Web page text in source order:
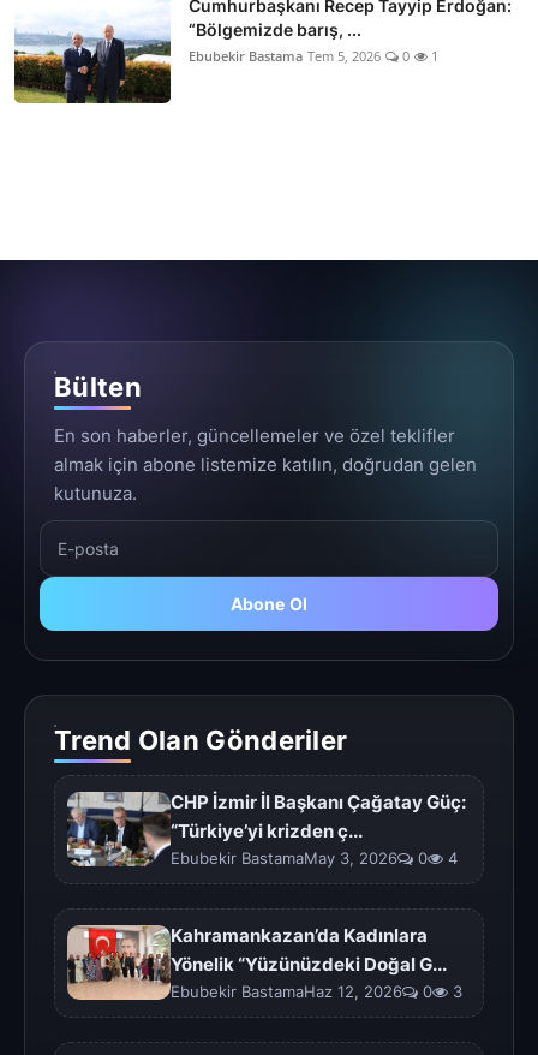
Cumhurbaşkanı Recep Tayyip Erdoğan:
“Bölgemizde barış, ...
Ebubekir Bastama Tem 5, 2026 0 1
Bülten
En son haberler, güncellemeler ve özel teklifler
almak için abone listemize katılın, doğrudan gelen
kutunuza.
Abone Ol
Trend Olan Gönderiler
CHP İzmir İl Başkanı Çağatay Güç:
“Türkiye’yi krizden ç...
Ebubekir BastamaMay 3, 2026 0 4
Kahramankazan’da Kadınlara
Yönelik “Yüzünüzdeki Doğal G...
Ebubekir BastamaHaz 12, 2026 0 3